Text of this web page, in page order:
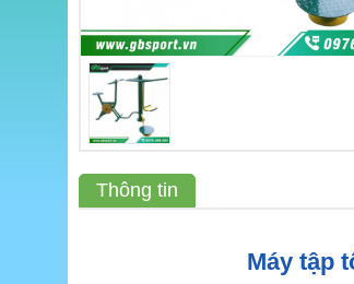
Thông tin
Máy tập